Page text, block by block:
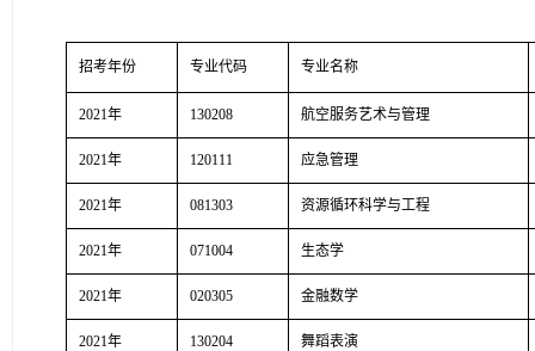
招考年份 专业代码 专业名称
2021年 130208 航空服务艺术与管理
2021年 120111 应急管理
2021年 081303 资源循环科学与工程
2021年 071004 生态学
2021年 020305 金融数学
2021年 130204 舞蹈表演